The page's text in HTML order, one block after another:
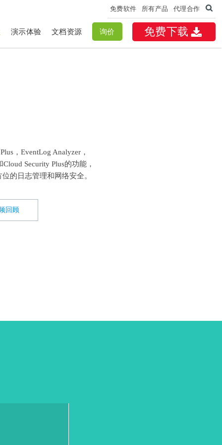
免费软件 所有产品 代理合作
免费下载
演示体验 文档资源 询价
，EventLog Analyzer，
Security Plus的功能，
的日志管理和网络安全。
回顾